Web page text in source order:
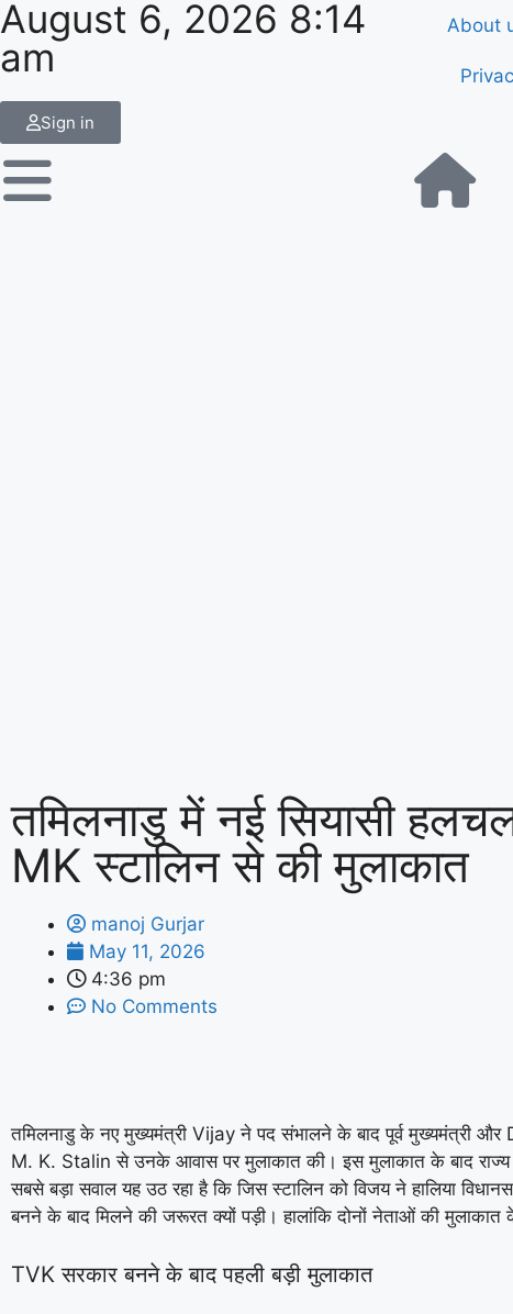
August 6, 2026 8:14
am
About
Sign in
तमिलनाडु में नई सियासी
MK स्टालिन से की मुलाकात
manoj Gurjar
May 11, 2026
4:36 pm
No Comments
तमिलनाडु के नए मुख्यमंत्री Vijay ने पद संभालने के बाद पूर्व मुख्यमंत्री और
M. K. Stalin से उनके आवास पर मुलाकात की। इस मुलाकात के बाद राज्य
सबसे बड़ा सवाल यह उठ रहा है कि जिस स्टालिन को विजय ने हालिया
बनने के बाद मिलने की जरूरत क्यों पड़ी। हालांकि दोनों नेताओं की
TVK सरकार बनने के बाद पहली बड़ी मुलाकात